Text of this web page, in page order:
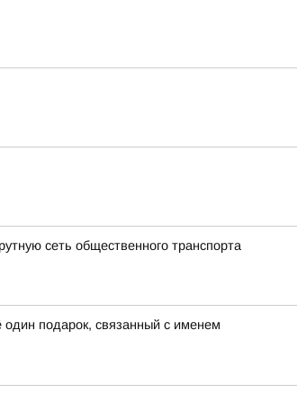
сеть общественного транспорта
подарок, связанный с именем